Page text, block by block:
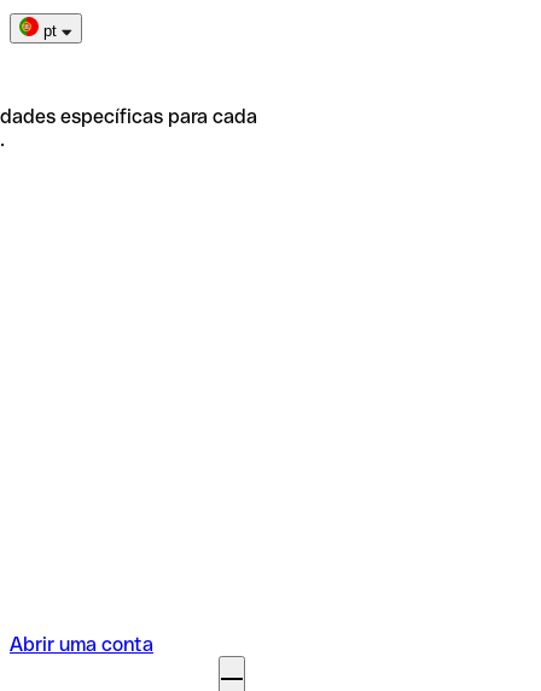
pt
específicas para cada
Abrir uma conta